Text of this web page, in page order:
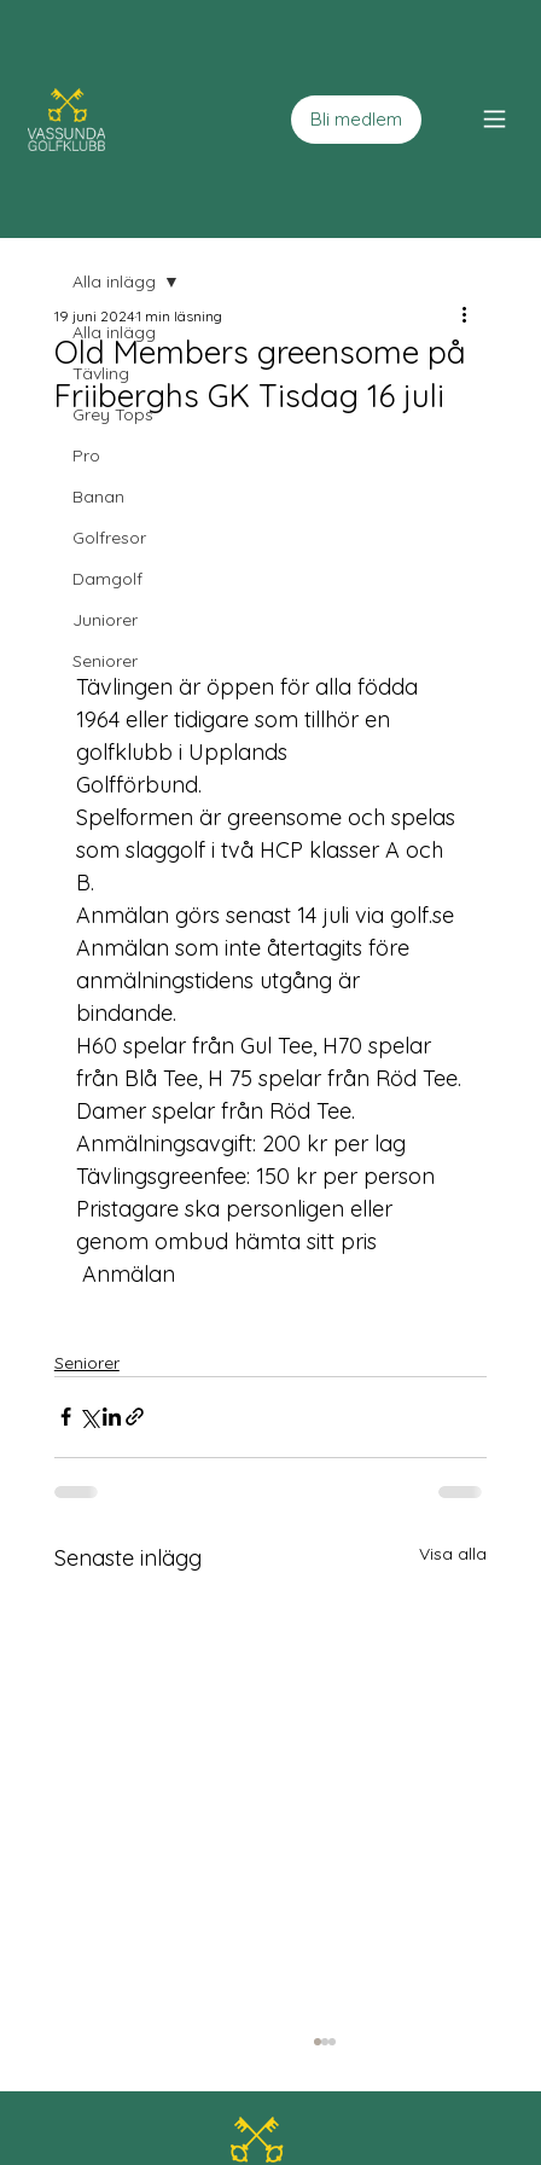
Bli medlem
Alla inlägg
Tävling
Grey Tops
Pro
Banan
Golfresor
Damgolf
Juniorer
Seniorer
Alla inlägg
Old Members greensome på
Friiberghs GK Tisdag 16 juli
19 juni 20241 min läsning
Tävlingen är öppen för alla födda
1964 eller tidigare som tillhör en
golfklubb i Upplands
Golfförbund.
Spelformen är greensome och spelas
som slaggolf i två HCP klasser A och
B.
Anmälan görs senast 14 juli via golf.se
Anmälan som inte återtagits före
anmälningstidens utgång är
bindande.
H60 spelar från Gul Tee, H70 spelar
från Blå Tee, H 75 spelar från Röd Tee.
Damer spelar från Röd Tee.
Anmälningsavgift: 200 kr per lag
Tävlingsgreenfee: 150 kr per person
Pristagare ska personligen eller
genom ombud hämta sitt pris
Anmälan
Seniorer
Senaste inlägg Visa alla